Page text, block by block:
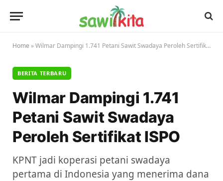
Home »Wilmar Dampingi 1.741 Petani Sawit Swadaya Peroleh Sertifikat ISPO
BERITA TERBARU
Wilmar Dampingi 1.741
Petani Sawit Swadaya
Peroleh Sertifikat ISPO
KPNT jadi koperasi petani swadaya
pertama di Indonesia yang menerima dana